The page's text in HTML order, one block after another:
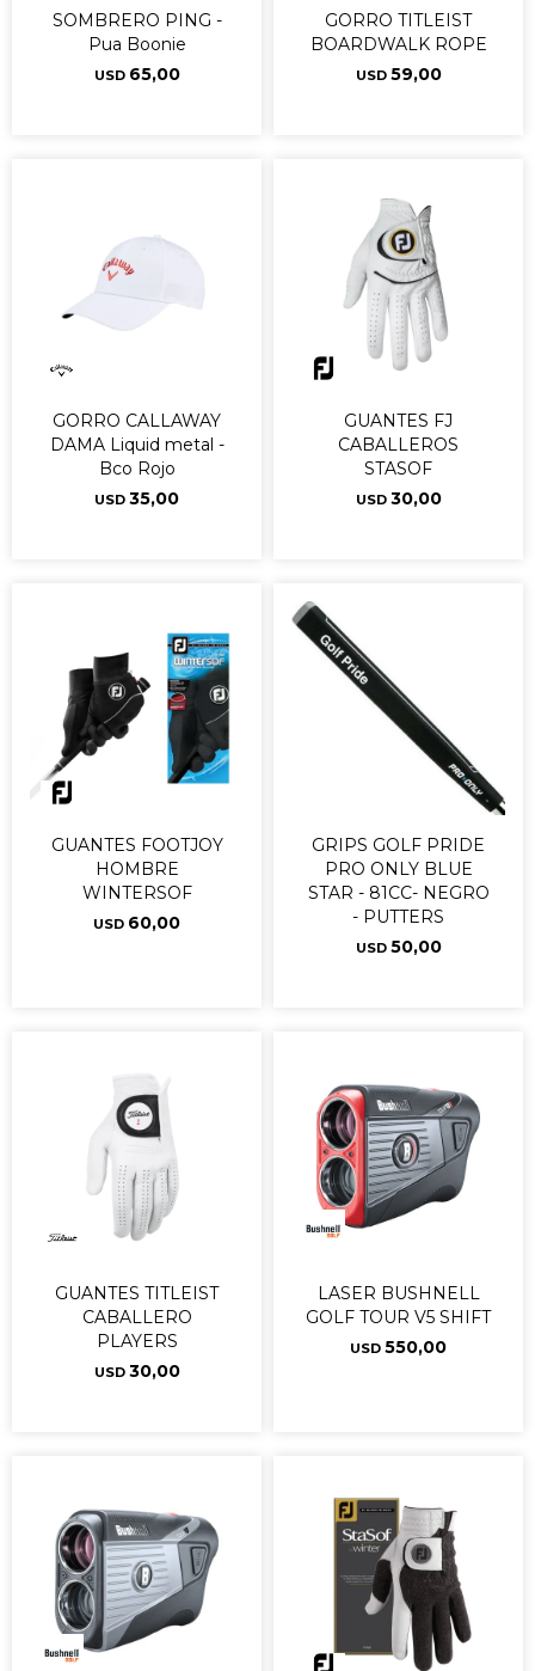
SOMBRERO PING -
Pua Boonie
USD 65,00
GORRO TITLEIST
BOARDWALK ROPE
USD 59,00
GORRO CALLAWAY
DAMA Liquid metal -
Bco Rojo
USD 35,00
GUANTES FJ
CABALLEROS
STASOF
USD 30,00
GUANTES FOOTJOY
HOMBRE
WINTERSOF
USD 60,00
GRIPS GOLF PRIDE
PRO ONLY BLUE
STAR - 81CC- NEGRO
- PUTTERS
USD 50,00
GUANTES TITLEIST
CABALLERO
PLAYERS
USD 30,00
LASER BUSHNELL
GOLF TOUR V5 SHIFT
USD 550,00